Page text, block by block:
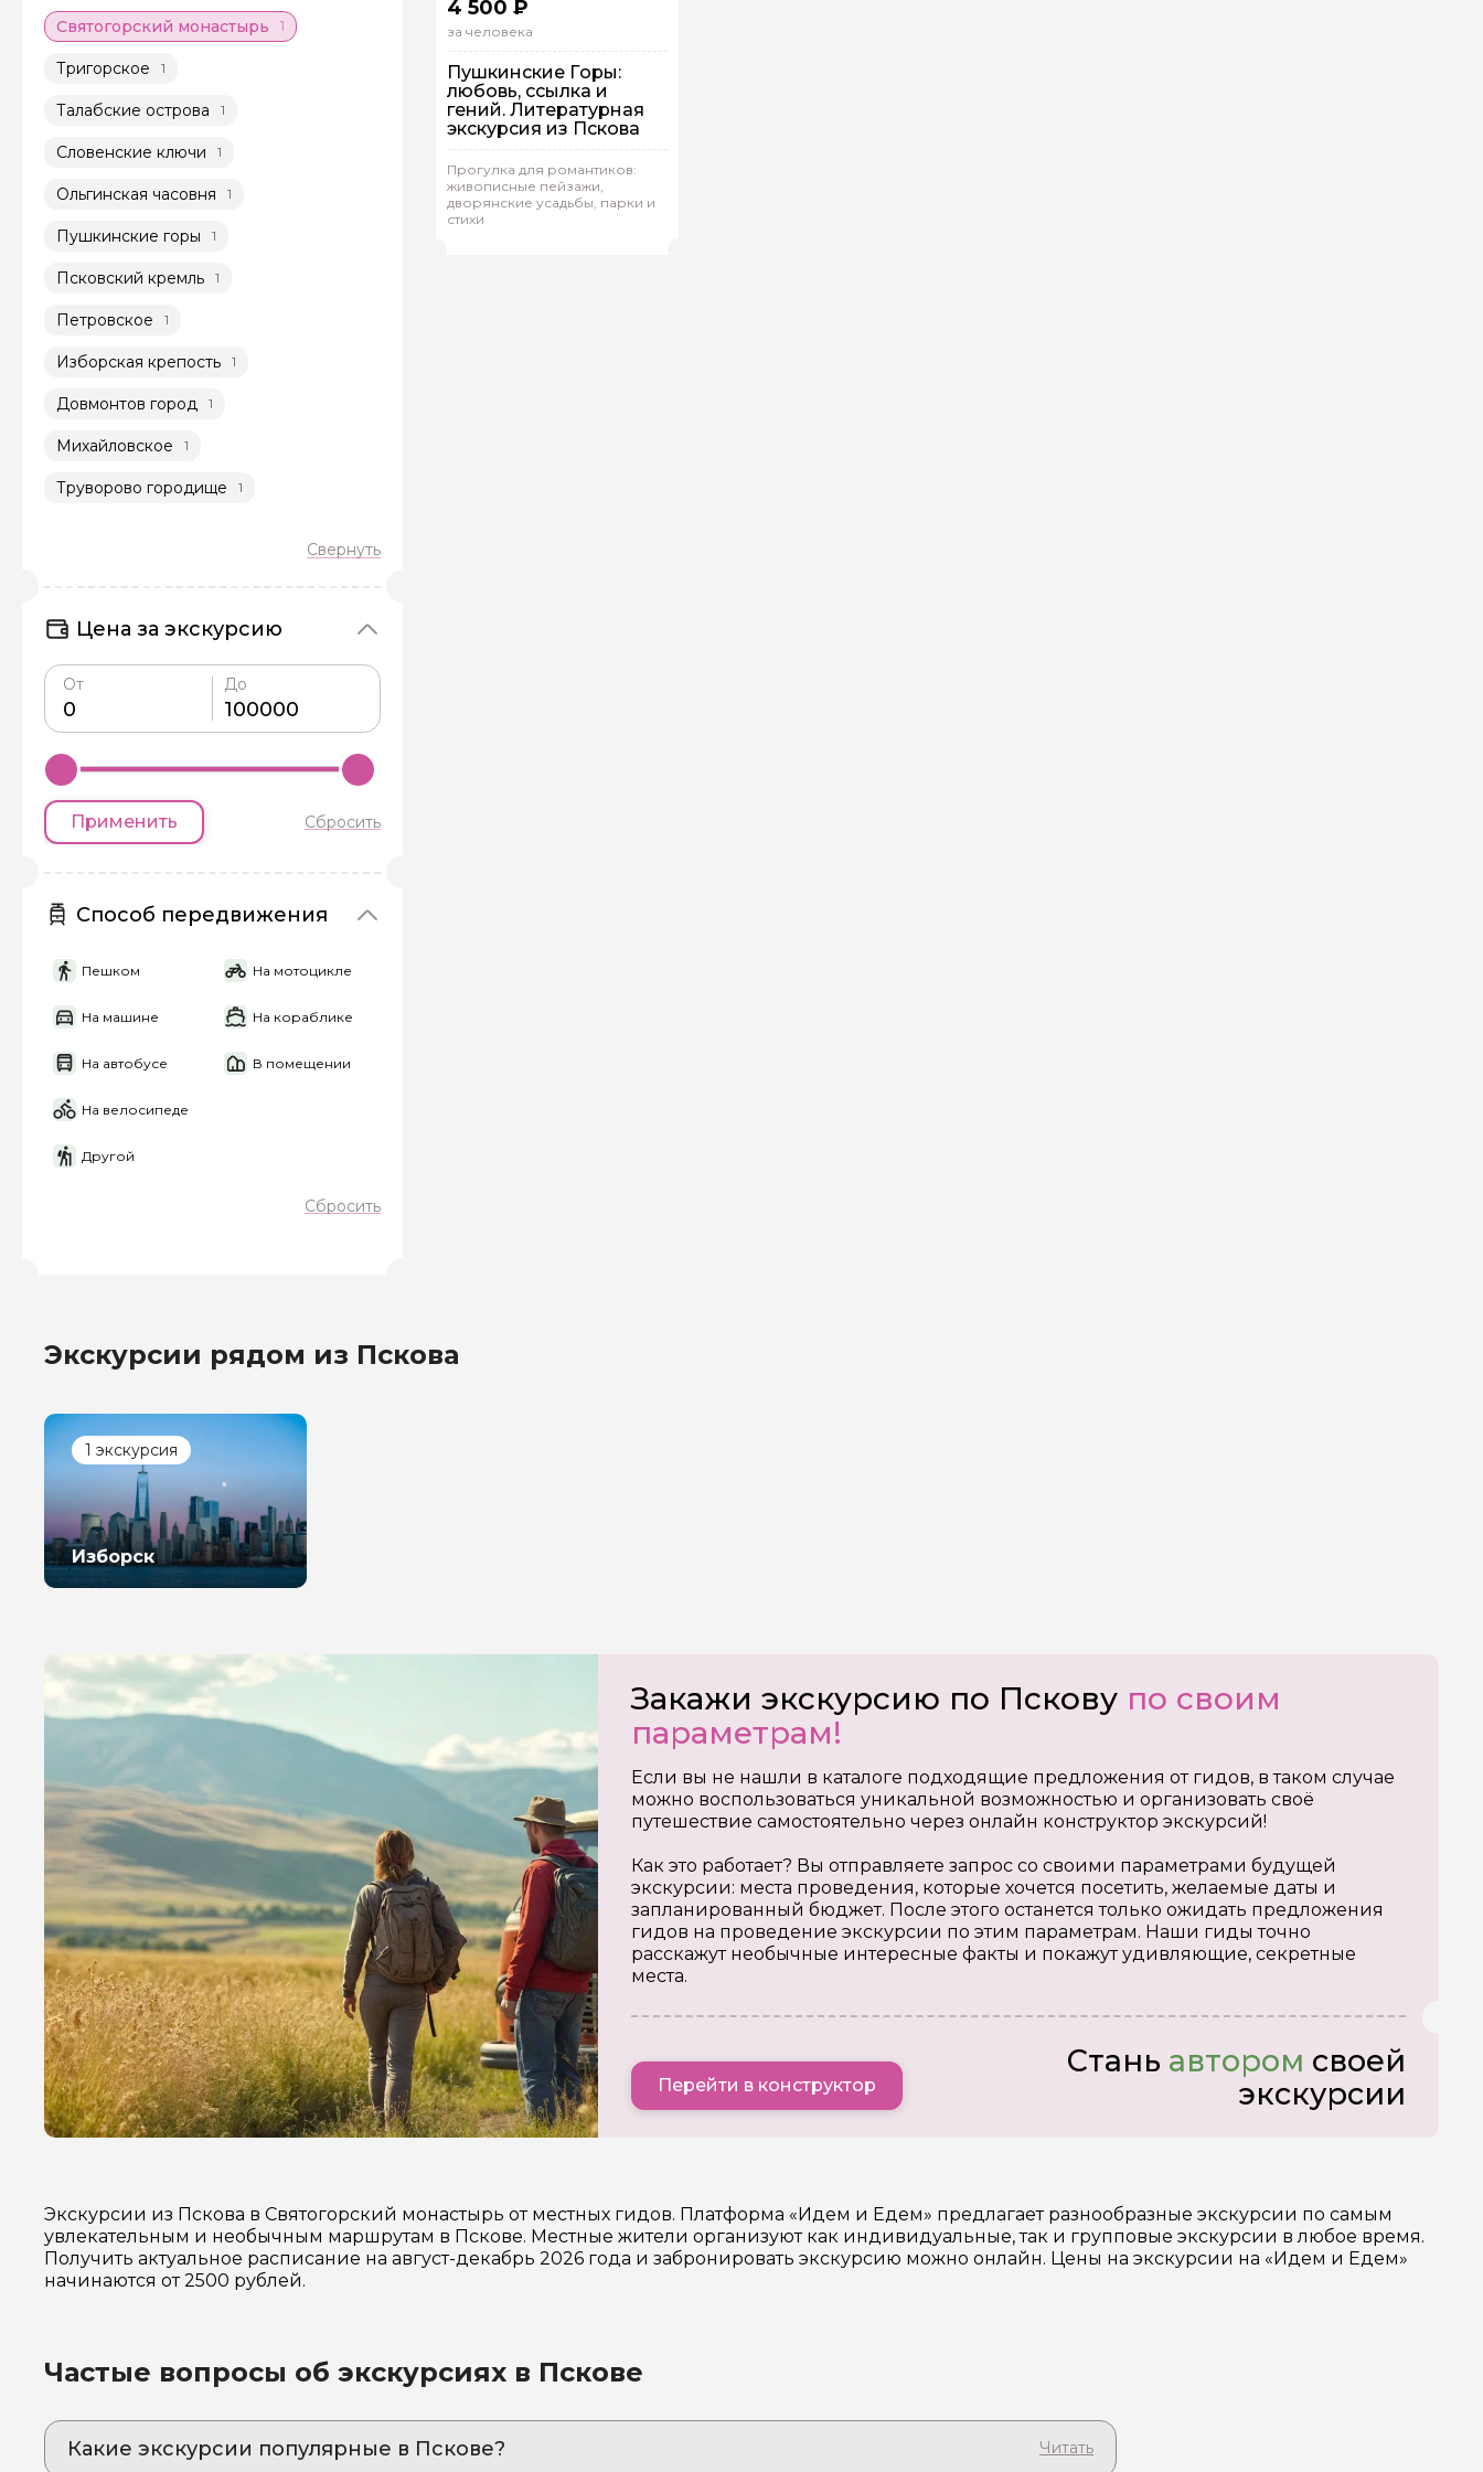
Святогорский монастырь 1
Тригорское 1
Талабские острова 1
Словенские ключи 1
Ольгинская часовня 1
Пушкинские горы 1
Псковский кремль 1
Петровское 1
Изборская крепость 1
Довмонтов город 1
Михайловское 1
Труворово городище 1
Цена за экскурсию
От До
Применить Сбросить
Способ передвижения
Пешком На мотоцикле
На машине На кораблике
На автобусе В помещении
На велосипеде
Другой
Сбросить
4 500 ₽
за человека
Пушкинские Горы:
любовь, ссылка и
гений. Литературная
экскурсия из Пскова
Прогулка для романтиков:
живописные пейзажи,
дворянские усадьбы, парки и
стихи
Групповая На автобусе
Экскурсии рядом из Пскова
1 экскурсия
Изборск
Закажи экскурсию по Пскову по своим
параметрам!
Если вы не нашли в каталоге подходящие предложения от гидов, в таком случае
можно воспользоваться уникальной возможностью и организовать своё
путешествие самостоятельно через онлайн конструктор экскурсий!
Как это работает? Вы отправляете запрос со своими параметрами будущей
экскурсии: места проведения, которые хочется посетить, желаемые даты и
запланированный бюджет. После этого останется только ожидать предложения
гидов на проведение экскурсии по этим параметрам. Наши гиды точно
расскажут необычные интересные факты и покажут удивляющие, секретные
места.
Перейти в конструктор
Стань автором своей
экскурсии
Экскурсии из Пскова в Святогорский монастырь от местных гидов. Платформа «Идем и Едем» предлагает разнообразные экскурсии по самым
увлекательным и необычным маршрутам в Пскове. Местные жители организуют как индивидуальные, так и групповые экскурсии в любое время.
Получить актуальное расписание на август-декабрь 2026 года и забронировать экскурсию можно онлайн. Цены на экскурсии на «Идем и Едем»
начинаются от 2500 рублей.
Частые вопросы об экскурсиях в Пскове
Какие экскурсии популярные в Пскове?
Задайте свой вопрос гиду
Как вас зовут
Вопросы и комментарии
Если у вас есть интересующие вопросы, можете их задать
Я даю своё согласие на обработку